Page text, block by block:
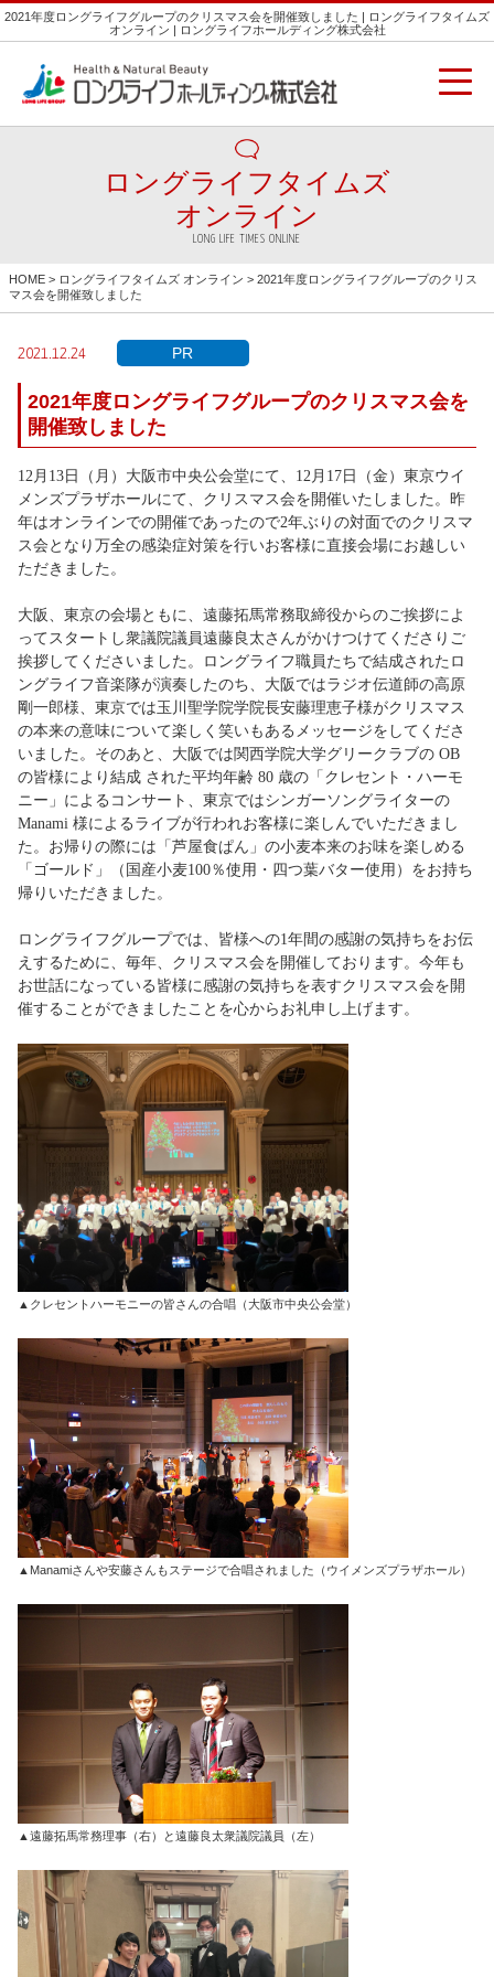
2021年度ロングライフグループのクリスマス会を開催致しました | ロングライフタイムズ
オンライン | ロングライフホールディング株式会社
ロングライフタイムズ
オンライン
LONG LIFE TIMES ONLINE
HOME > ロングライフタイムズ オンライン > 2021年度ロングライフグループのクリス
マス会を開催致しました
2021.12.24 PR
2021年度ロングライフグループのクリスマス会を
開催致しました
12月13日（月）大阪市中央公会堂にて、12月17日（金）東京ウイ
メンズプラザホールにて、クリスマス会を開催いたしました。昨
年はオンラインでの開催であったので2年ぶりの対面でのクリスマ
ス会となり万全の感染症対策を行いお客様に直接会場にお越しい
ただきました。
大阪、東京の会場ともに、遠藤拓馬常務取締役からのご挨拶によ
ってスタートし衆議院議員遠藤良太さんがかけつけてくださりご
挨拶してくださいました。ロングライフ職員たちで結成されたロ
ングライフ音楽隊が演奏したのち、大阪ではラジオ伝道師の高原
剛一郎様、東京では玉川聖学院学院長安藤理恵子様がクリスマス
の本来の意味について楽しく笑いもあるメッセージをしてくださ
いました。そのあと、大阪では関西学院大学グリークラブの OB
の皆様により結成 された平均年齢 80 歳の「クレセント・ハーモ
ニー」によるコンサート、東京ではシンガーソングライターの
Manami 様によるライブが行われお客様に楽しんでいただきまし
た。お帰りの際には「芦屋食ぱん」の小麦本来のお味を楽しめる
「ゴールド」（国産小麦100％使用・四つ葉バター使用）をお持ち
帰りいただきました。
ロングライフグループでは、皆様への1年間の感謝の気持ちをお伝
えするために、毎年、クリスマス会を開催しております。今年も
お世話になっている皆様に感謝の気持ちを表すクリスマス会を開
催することができましたことを心からお礼申し上げます。
▲クレセントハーモニーの皆さんの合唱（大阪市中央公会堂）
▲Manamiさんや安藤さんもステージで合唱されました（ウイメンズプラザホール）
▲遠藤拓馬常務理事（右）と遠藤良太衆議院議員（左）